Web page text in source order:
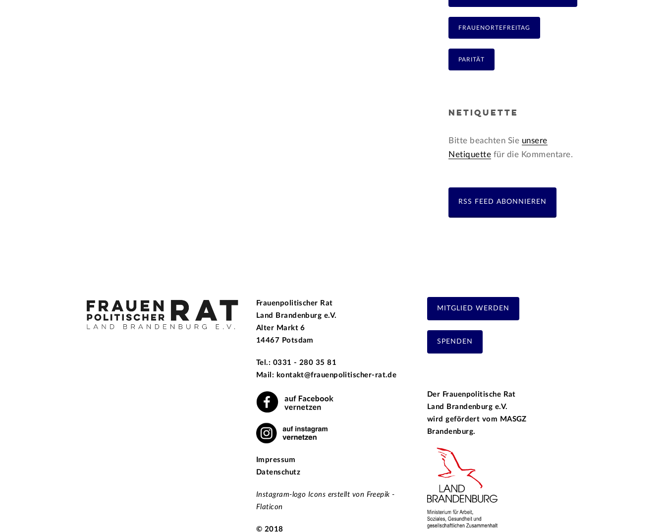
FRAUENORTEFREITAG
PARITÄT
NETIQUETTE
Bitte beachten Sie unsere
Netiquette für die Kommentare.
RSS FEED ABONNIEREN
Frauenpolitischer Rat
Land Brandenburg e.V.
Alter Markt 6
14467 Potsdam
Tel.: 0331 - 280 35 81
Mail: kontakt@frauenpolitischer-rat.de
Impressum
Datenschutz
Instagram-logo Icons erstellt von Freepik -
Flaticon
© 2018
MITGLIED WERDEN
SPENDEN
Der Frauenpolitische Rat
Land Brandenburg e.V.
wird gefördert vom MASGZ
Brandenburg.